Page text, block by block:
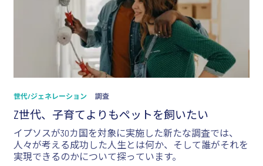
世代/ジェネレーション 調査
Z世代、子育てよりもペットを飼いたい
イプソスが30カ国を対象に実施した新たな調査では、
人々が考える成功した人生とは何か、そして誰がそれを
実現できるのかについて探っています。